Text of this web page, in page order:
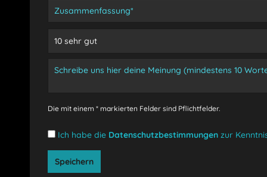
Die mit einem * markierten Felder sind Pflichtfelder.
Ich habe die Datenschutzbestimmungen zur
Speichern